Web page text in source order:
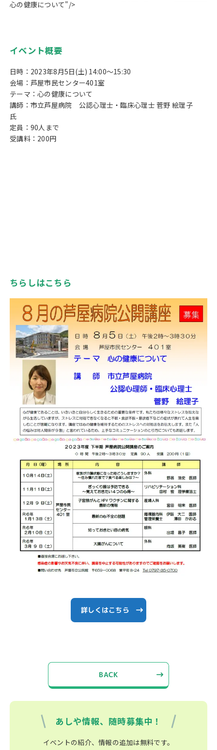
心の健康について"/>
イベント概要
日時：2023年8月5日(土) 14:00～15:30
会場：芦屋市民センター401室
テーマ：心の健康について
講師：市立芦屋病院 公認心理士・臨床心理士 菅野 絵理子
氏
定員：90人まで
受講料：200円
ちらしはこちら
詳しくはこちら
BACK
あしや情報、随時募集中！
イベントの紹介、情報の追加は無料です。